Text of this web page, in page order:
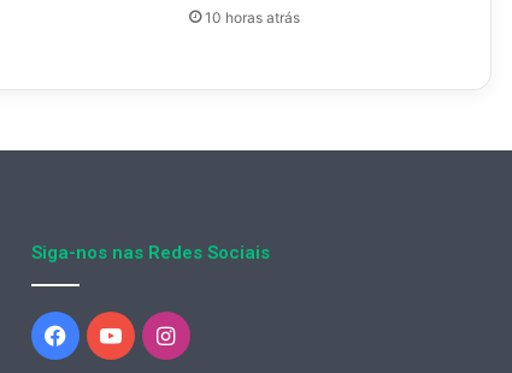
10 horas atrás
Siga-nos nas Redes Sociais
Facebook
YouTubeInstagram